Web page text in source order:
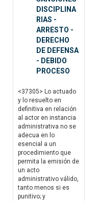
DISCIPLINA
RIAS -
ARRESTO -
DERECHO
DE DEFENSA
- DEBIDO
PROCESO
<37305> Lo actuado
y lo resuelto en
definitiva en relación
al actor en instancia
administrativa no se
adecua en lo
esencial a un
procedimiento que
permita la emisión de
un acto
administrativo válido,
tanto menos si es
punitivo; y